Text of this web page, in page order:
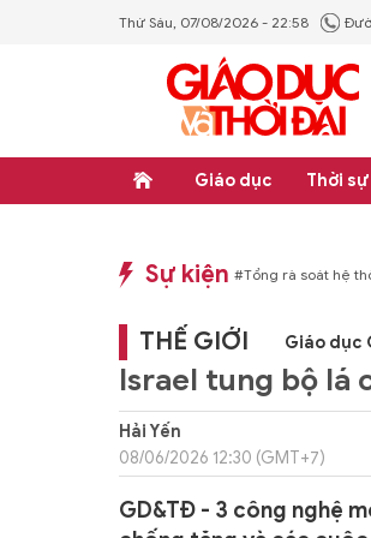
Thứ Sáu, 07/08/2026 - 22:58
Giáo dục Thời sự
Sự kiện
#Thực học - Thực nghiệp #Tổng rà soát hệ
THẾ GIỚI Giáo dục
Israel tung bộ lá
Hải Yến
08/06/2026 12:30 (GMT+7)
GD&TĐ - 3 công nghệ